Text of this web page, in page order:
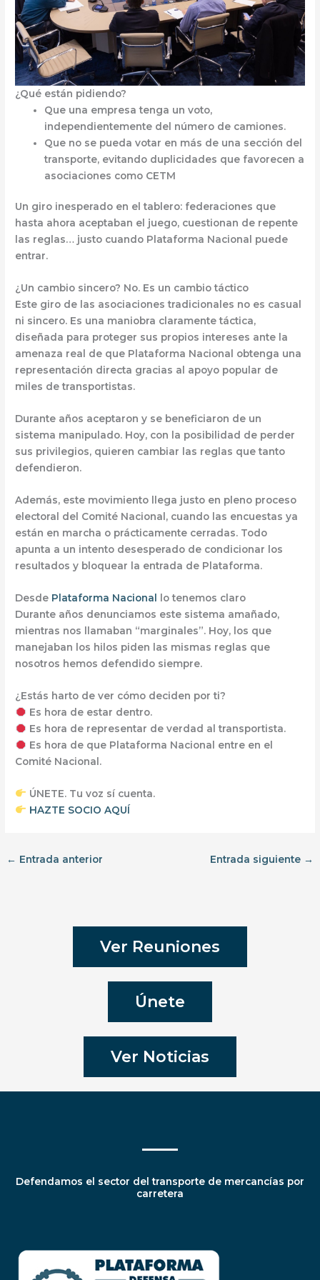
¿Qué están pidiendo?
Que una empresa tenga un voto,
independientemente del número de camiones.
Que no se pueda votar en más de una sección del
transporte, evitando duplicidades que favorecen a
asociaciones como CETM
Un giro inesperado en el tablero: federaciones que
hasta ahora aceptaban el juego, cuestionan de repente
las reglas… justo cuando Plataforma Nacional puede
entrar.
¿Un cambio sincero? No. Es un cambio táctico
Este giro de las asociaciones tradicionales no es casual
ni sincero. Es una maniobra claramente táctica,
diseñada para proteger sus propios intereses ante la
amenaza real de que Plataforma Nacional obtenga una
representación directa gracias al apoyo popular de
miles de transportistas.
Durante años aceptaron y se beneficiaron de un
sistema manipulado. Hoy, con la posibilidad de perder
sus privilegios, quieren cambiar las reglas que tanto
defendieron.
Además, este movimiento llega justo en pleno proceso
electoral del Comité Nacional, cuando las encuestas ya
están en marcha o prácticamente cerradas. Todo
apunta a un intento desesperado de condicionar los
resultados y bloquear la entrada de Plataforma.
Desde Plataforma Nacional
lo tenemos claro
Durante años denunciamos este sistema amañado,
mientras nos llamaban “marginales”. Hoy, los que
manejaban los hilos piden las mismas reglas que
nosotros hemos defendido siempre.
¿Estás harto de ver cómo deciden por ti?
Es hora de estar dentro.
Es hora de representar de verdad al transportista.
Es hora de que Plataforma Nacional entre en el
Comité Nacional.
ÚNETE.Tu voz sí cuenta.
HAZTE SOCIO AQUÍ
← Entrada anterior Entrada siguiente →
Ver Reuniones
Únete
Ver Noticias
Defendamos el sector del transporte de mercancías por
carretera